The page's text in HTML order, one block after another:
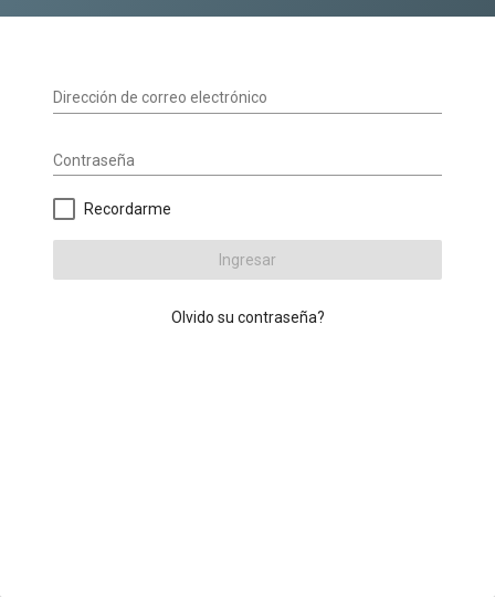
Dirección de correo electrónico
Contraseña
Recordarme
Ingresar
Olvido su contraseña?